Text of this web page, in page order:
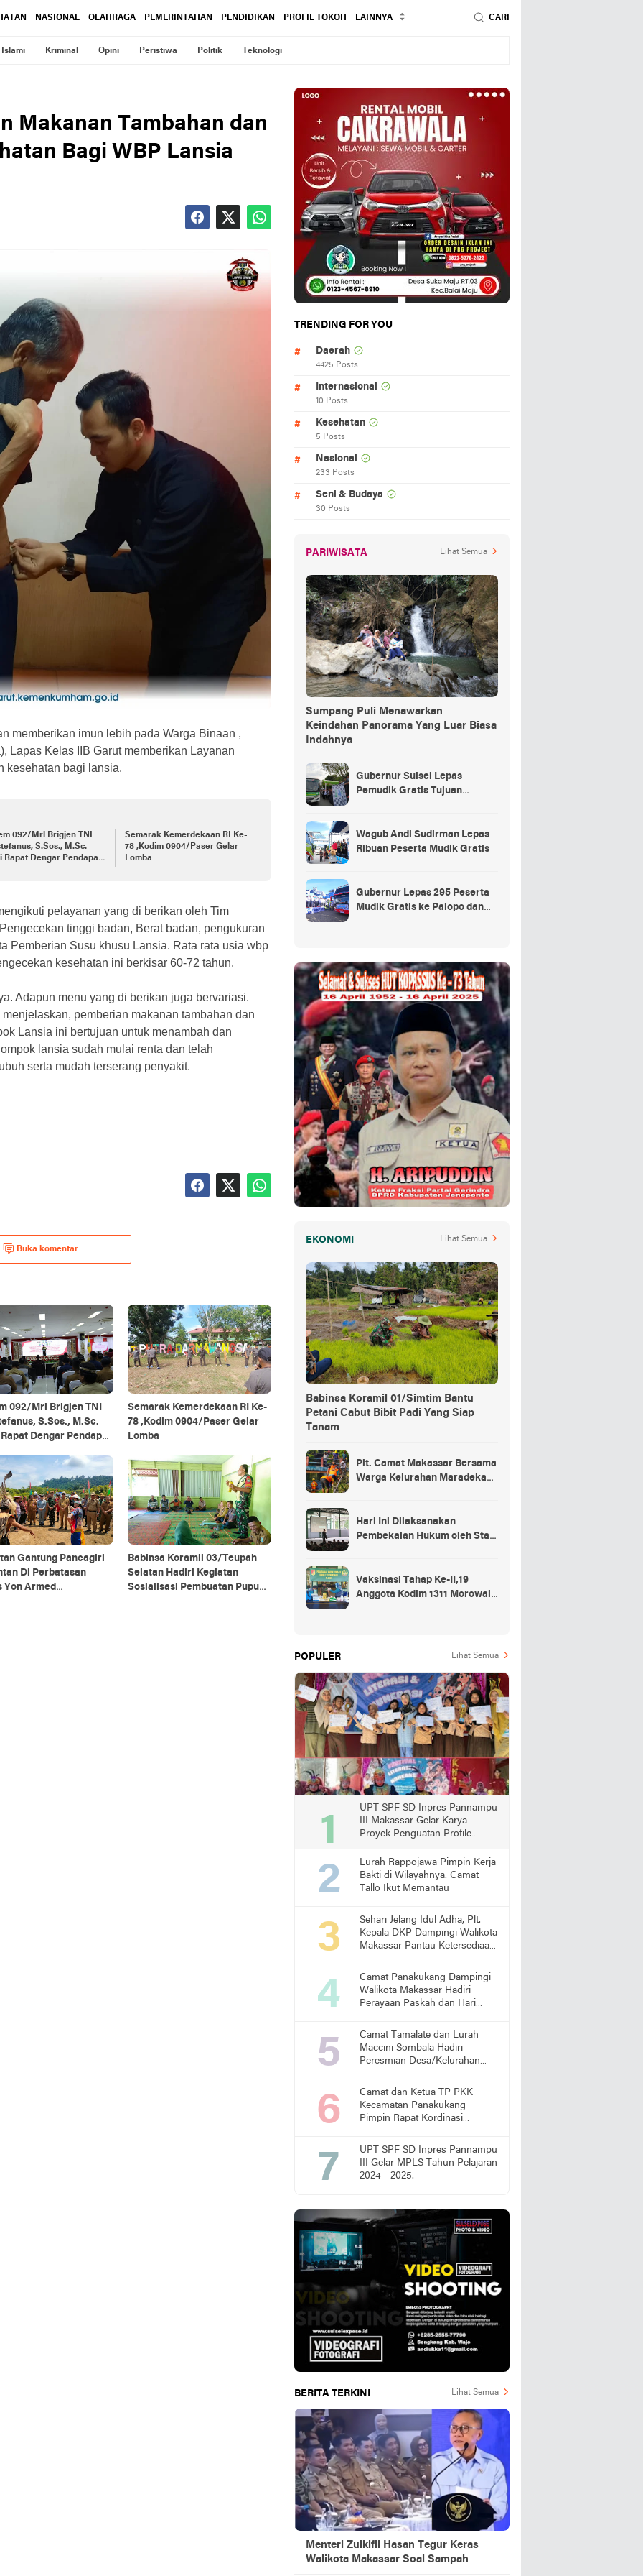
NASIONAL OLAHRAGA PEMERINTAHAN PENDIDIKAN PROFIL TOKOH LAINNYA CARI
Islami Kriminal Opini Peristiwa Politik Teknologi
Makanan Tambahan dan
Bagi WBP Lansia
memberikan imun lebih pada Warga Binaan ,
Lapas Kelas IIB Garut memberikan Layanan
kesehatan bagi lansia.
092/Mrl Brigjen TNI
S.Sos., M.Sc.
Rapat Dengar Pendapat
Semarak Kemerdekaan RI Ke-
78 ,Kodim 0904/Paser Gelar
Lomba
pelayanan yang di berikan oleh Tim
tinggi badan, Berat badan, pengukuran
Pemberian Susu khusu Lansia. Rata rata usia wbp
kesehatan ini berkisar 60-72 tahun.
Adapun menu yang di berikan juga bervariasi.
pemberian makanan tambahan dan
Lansia ini bertujuan untuk menambah dan
lansia sudah mulai renta dan telah
serta mudah terserang penyakit.
Buka komentar
092/Mrl Brigjen TNI
S.Sos., M.Sc.
Dengar Pendapat
Utara
Semarak Kemerdekaan RI Ke-
78 ,Kodim 0904/Paser Gelar
Lomba
Gantung Pancagiri
Di Perbatasan
Yon Armed
Babinsa Koramil 03/Teupah
Selatan Hadiri Kegiatan
Sosialisasi Pembuatan Pupuk
TRENDING FOR YOU
Daerah
4425 Posts
Internasional
10 Posts
Kesehatan
5 Posts
Nasional
233 Posts
Seni & Budaya
30 Posts
PARIWISATA Lihat Semua
Sumpang Puli Menawarkan
Keindahan Panorama Yang Luar Biasa
Indahnya
Gubernur Sulsel Lepas
Pemudik Gratis Tujuan
Wagub Andi Sudirman Lepas
Ribuan Peserta Mudik Gratis
Gubernur Lepas 295 Peserta
Mudik Gratis ke Palopo dan
EKONOMI Lihat Semua
Babinsa Koramil 01/Simtim Bantu
Petani Cabut Bibit Padi Yang Siap
Tanam
Plt. Camat Makassar Bersama
Warga Kelurahan Maradekaya
Hari Ini Dilaksanakan
Pembekalan Hukum oleh Staf
Kostrad
Vaksinasi Tahap Ke-II,19
Anggota Kodim 1311 Morowali
POPULER Lihat Semua
UPT SPF SD Inpres Pannampu
III Makassar Gelar Karya
Proyek Penguatan Profile
Lurah Rappojawa Pimpin Kerja
Bakti di Wilayahnya. Camat
Tallo Ikut Memantau
Sehari Jelang Idul Adha, Plt.
Kepala DKP Dampingi Walikota
Makassar Pantau Ketersediaan
Camat Panakukang Dampingi
Walikota Makassar Hadiri
Perayaan Paskah dan Hari
Camat Tamalate dan Lurah
Maccini Sombala Hadiri
Peresmian Desa/Kelurahan
Camat dan Ketua TP PKK
Kecamatan Panakukang
Pimpin Rapat Kordinasi
Stunting
UPT SPF SD Inpres Pannampu
III Gelar MPLS Tahun Pelajaran
2024 - 2025.
BERITA TERKINI Lihat Semua
Menteri Zulkifli Hasan Tegur Keras
Walikota Makassar Soal Sampah